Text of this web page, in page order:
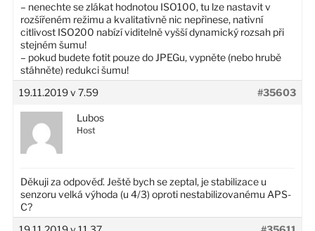
– nenechte se zlákat hodnotou ISO100, tu lze nastavit v
rozšířeném režimu a kvalitativně nic nepřinese, nativní
citlivost ISO200 nabízí viditelně vyšší dynamický rozsah při
stejném šumu!
– pokud budete fotit pouze do JPEGu, vypněte (nebo hrubě
stáhněte) redukci šumu!
19.11.2019 v 7.59
#35603
Lubos
Host
Děkuji za odpověď. Ještě bych se zeptal, je stabilizace u
senzoru velká výhoda (u 4/3) oproti nestabilizovanému APS-
C?